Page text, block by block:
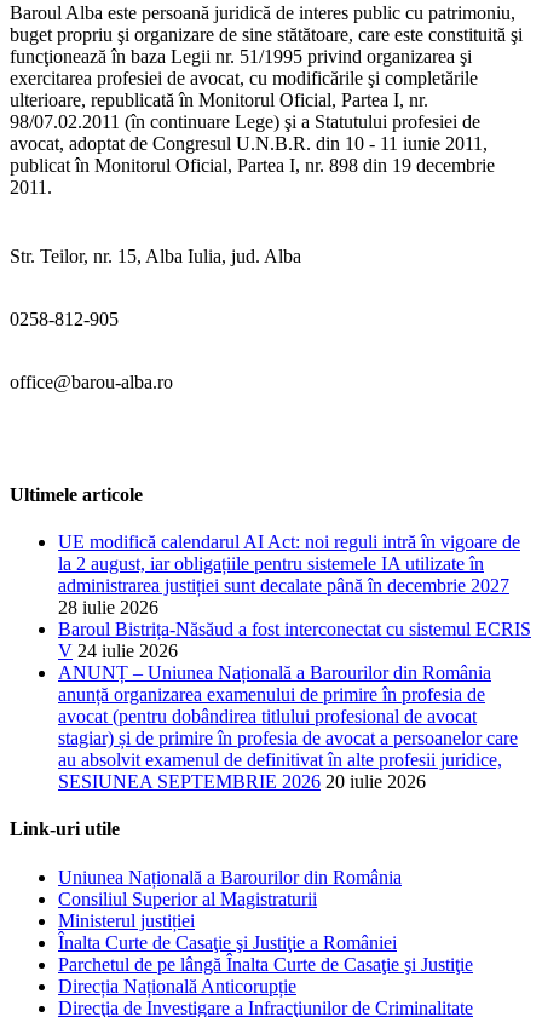
Baroul Alba este persoană juridică de interes public cu patrimoniu,
buget propriu şi organizare de sine stătătoare, care este constituită şi
funcţionează în baza Legii nr. 51/1995 privind organizarea şi
exercitarea profesiei de avocat, cu modificările şi completările
ulterioare, republicată în Monitorul Oficial, Partea I, nr.
98/07.02.2011 (în continuare Lege) şi a Statutului profesiei de
avocat, adoptat de Congresul U.N.B.R. din 10 - 11 iunie 2011,
publicat în Monitorul Oficial, Partea I, nr. 898 din 19 decembrie
2011.
Str. Teilor, nr. 15, Alba Iulia, jud. Alba
0258-812-905
office@barou-alba.ro
Ultimele articole
UE modifică calendarul AI Act: noi reguli intră în vigoare de
la 2 august, iar obligațiile pentru sistemele IA utilizate în
administrarea justiției sunt decalate până în decembrie 2027
28 iulie 2026
Baroul Bistrița-Năsăud a fost interconectat cu sistemul ECRIS
V 24 iulie 2026
ANUNȚ – Uniunea Națională a Barourilor din România
anunță organizarea examenului de primire în profesia de
avocat (pentru dobândirea titlului profesional de avocat
stagiar) și de primire în profesia de avocat a persoanelor care
au absolvit examenul de definitivat în alte profesii juridice,
SESIUNEA SEPTEMBRIE 2026 20 iulie 2026
Link-uri utile
Uniunea Națională a Barourilor din România
Consiliul Superior al Magistraturii
Ministerul justiției
Înalta Curte de Casaţie şi Justiţie a României
Parchetul de pe lângă Înalta Curte de Casaţie şi Justiţie
Direcția Națională Anticorupție
Direcţia de Investigare a Infracţiunilor de Criminalitate